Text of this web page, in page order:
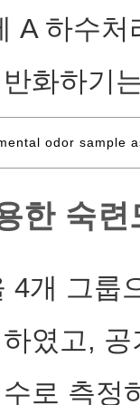
A 하수
화하기
odor sample
한 숙련
4개 그룹
였고,
로 측정